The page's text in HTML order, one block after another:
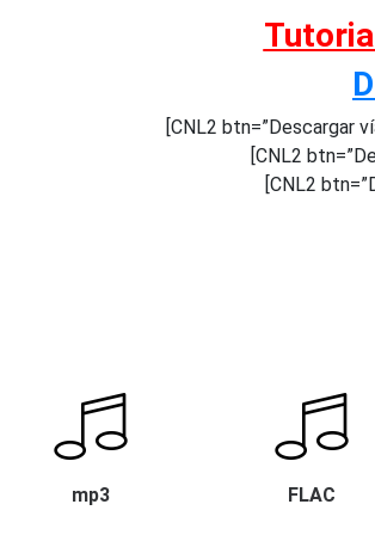
[CNL2 btn=”Descargar
[CNL2
[CNL2
mp3 FLAC